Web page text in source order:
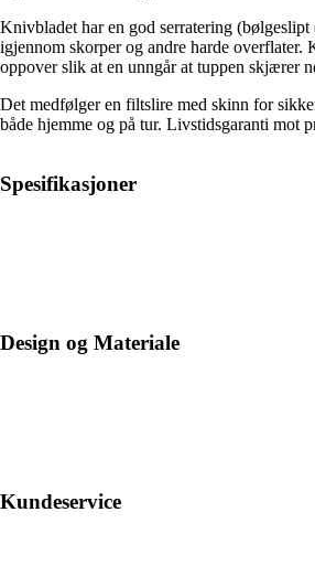
Knivbladet har en god serratering (bølgeslipt
igjennom skorper og andre harde overflater.
oppover slik at en unngår at tuppen skjærer
Det medfølger en filtslire med skinn for
både hjemme og på tur. Livstidsgaranti mot
Spesifikasjoner
Design og Materiale
Kundeservice